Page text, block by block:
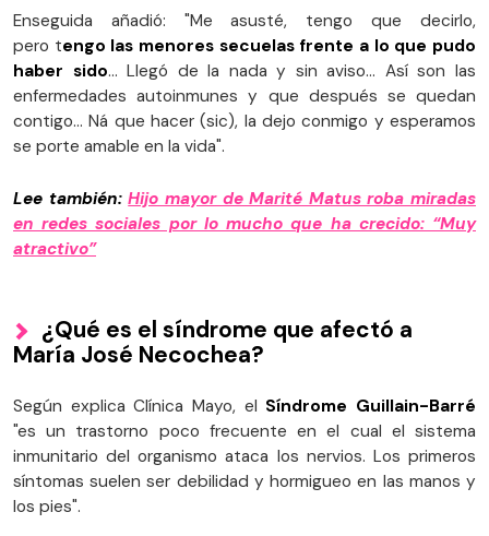
Enseguida añadió: "Me asusté, tengo que decirlo,
pero tengo las menores secuelas frente a lo que pudo
haber sido… Llegó de la nada y sin aviso… Así son las
enfermedades autoinmunes y que después se quedan
contigo… Ná que hacer (sic), la dejo conmigo y esperamos
se porte amable en la vida".
Lee también:Hijo mayor de Marité Matus roba miradas
en redes sociales por lo mucho que ha crecido: “Muy
atractivo”
¿Qué es el síndrome que afectó a
María José Necochea?
Según explica Clínica Mayo, el Síndrome Guillain-Barré
"es un trastorno poco frecuente en el cual el sistema
inmunitario del organismo ataca los nervios. Los primeros
síntomas suelen ser debilidad y hormigueo en las manos y
los pies".